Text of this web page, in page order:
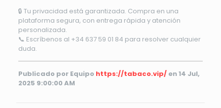
🔒 Tu privacidad está garantizada. Compra en una
plataforma segura, con entrega rápida y atención
personalizada.
📞 Escríbenos al +34 637 59 01 84 para resolver cualquier
duda.
Publicado por Equipo https://tabaco.vip/en 14 Jul,
2025 9:00:00 AM